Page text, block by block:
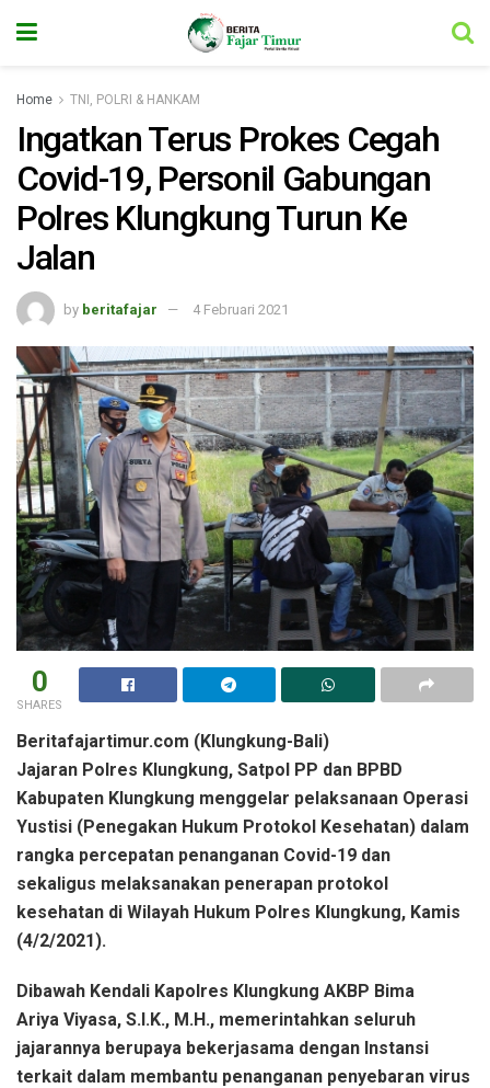
Home TNI, POLRI & HANKAM
Ingatkan Terus Prokes Cegah
Covid-19, Personil Gabungan
Polres Klungkung Turun Ke
Jalan
by beritafajar 4 Februari 2021
0
SHARES
Beritafajartimur.com (Klungkung-Bali)
Jajaran Polres Klungkung, Satpol PP dan BPBD
Kabupaten Klungkung menggelar pelaksanaan Operasi
Yustisi (Penegakan Hukum Protokol Kesehatan) dalam
rangka percepatan penanganan Covid-19 dan
sekaligus melaksanakan penerapan protokol
kesehatan di Wilayah Hukum Polres Klungkung, Kamis
(4/2/2021).
Dibawah Kendali Kapolres Klungkung AKBP Bima
Ariya Viyasa, S.I.K., M.H., memerintahkan seluruh
jajarannya berupaya bekerjasama dengan Instansi
terkait dalam membantu penanganan penyebaran virus